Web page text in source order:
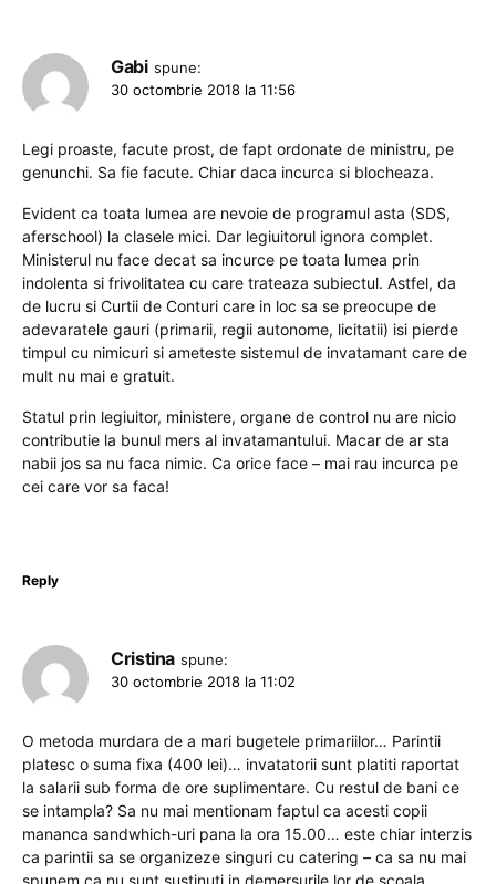
Gabi spune:
30 octombrie 2018 la 11:56
Legi proaste, facute prost, de fapt ordonate de ministru, pe
genunchi. Sa fie facute. Chiar daca incurca si blocheaza.
Evident ca toata lumea are nevoie de programul asta (SDS,
aferschool) la clasele mici. Dar legiuitorul ignora complet.
Ministerul nu face decat sa incurce pe toata lumea prin
indolenta si frivolitatea cu care trateaza subiectul. Astfel, da
de lucru si Curtii de Conturi care in loc sa se preocupe de
adevaratele gauri (primarii, regii autonome, licitatii) isi pierde
timpul cu nimicuri si ameteste sistemul de invatamant care de
mult nu mai e gratuit.
Statul prin legiuitor, ministere, organe de control nu are nicio
contributie la bunul mers al invatamantului. Macar de ar sta
nabii jos sa nu faca nimic. Ca orice face – mai rau incurca pe
cei care vor sa faca!
Reply
Cristina spune:
30 octombrie 2018 la 11:02
O metoda murdara de a mari bugetele primariilor… Parintii
platesc o suma fixa (400 lei)… invatatorii sunt platiti raportat
la salarii sub forma de ore suplimentare. Cu restul de bani ce
se intampla? Sa nu mai mentionam faptul ca acesti copii
mananca sandwhich-uri pana la ora 15.00… este chiar interzis
ca parintii sa se organizeze singuri cu catering – ca sa nu mai